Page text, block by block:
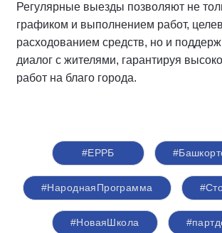
Регулярные выезды позволяют не
графиком и выполнением работ,
расходованием средств, но и
диалог с жителями, гарантируя
работ на благо города.
#ЕРРБ
#НароднаяПрограмма
#НоваяШкола